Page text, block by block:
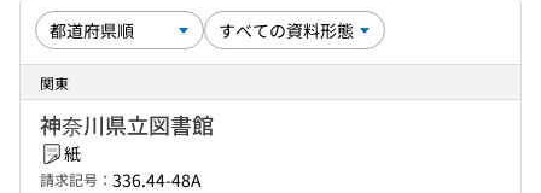
関東
神奈川県立図書館
紙
請求記号： 336.44-48A